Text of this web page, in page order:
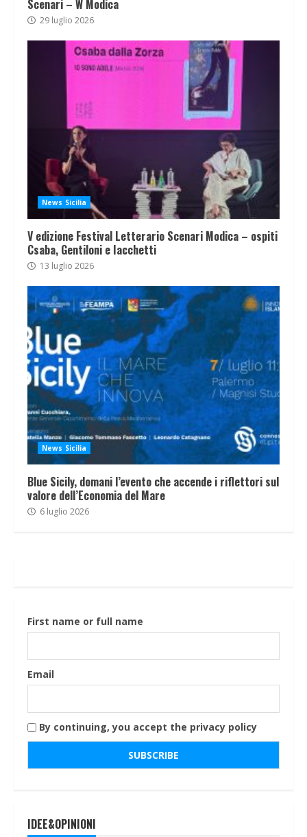
Scenari – W Modica
29 luglio 2026
News Sicilia
V edizione Festival Letterario Scenari Modica – ospiti
Csaba, Gentiloni e Iacchetti
13 luglio 2026
News Sicilia
Blue Sicily, domani l’evento che accende i riflettori sul
valore dell’Economia del Mare
6 luglio 2026
First name or full name
Email
By continuing, you accept the privacy policy
IDEE&OPINIONI